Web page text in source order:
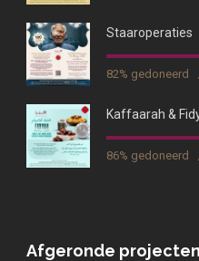
Staaroperaties
82% gedoneerd
Kaffaarah &
86% gedoneerd
Afgeronde projecten